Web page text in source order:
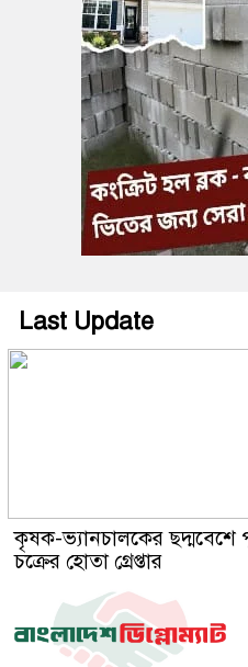
Last Update
কৃষক-ভ্যানচালকের ছদ্মবেশে
চক্রের হোতা গ্রেপ্তার